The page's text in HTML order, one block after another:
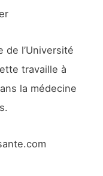
de l’Université
travaille à
la médecine